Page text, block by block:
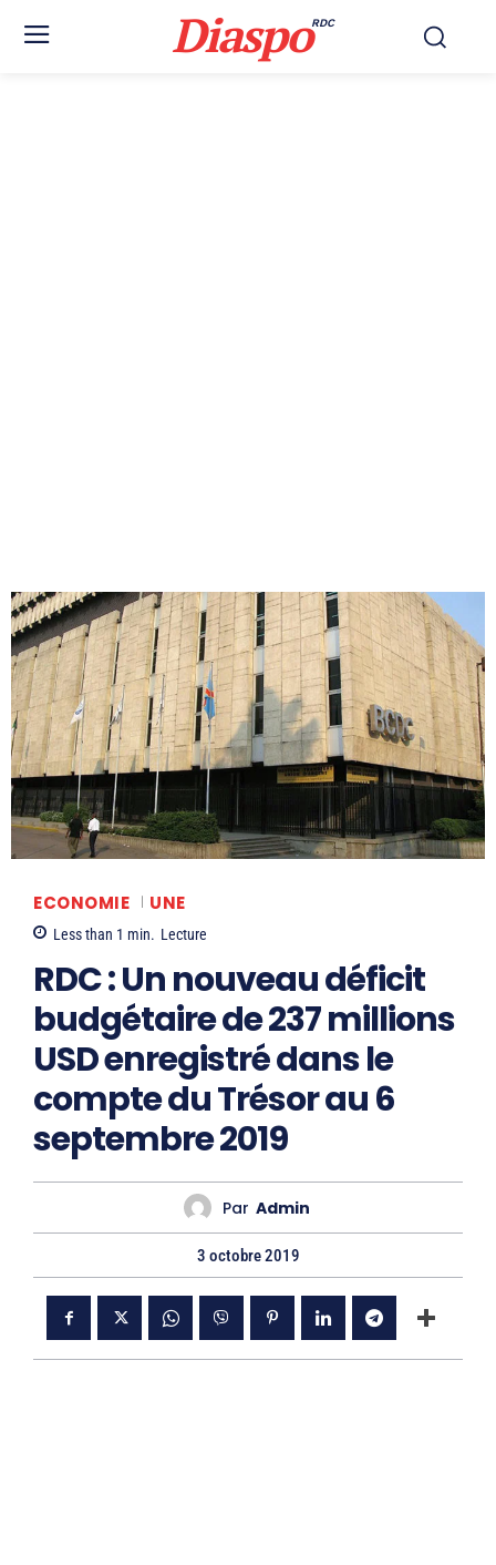
DiaspoRDC
ECONOMIE UNE
Less than 1 min. Lecture
RDC : Un nouveau déficit
budgétaire de 237 millions
USD enregistré dans le
compte du Trésor au 6
septembre 2019
Par Admin
3 octobre 2019